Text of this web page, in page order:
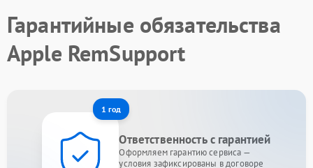
Гарантийные обязательства
Apple RemSupport
1 год
Ответственность с гарантией
Оформляем гарантию сервиса —
условия зафиксированы в договоре